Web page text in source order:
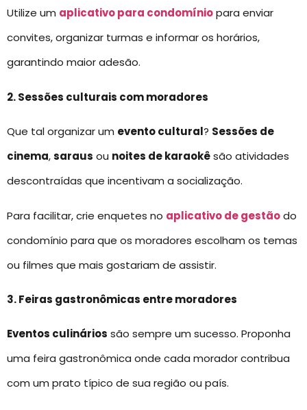
Utilize um aplicativo para condomíniopara enviar
convites, organizar turmas e informar os horários,
garantindo maior adesão.
2. Sessões culturais com moradores
Que tal organizar um evento cultural? Sessões de
cinema,saraus ou noites de karaokêsão atividades
descontraídas que incentivam a socialização.
Para facilitar, crie enquetes no aplicativo de gestãodo
condomínio para que os moradores escolham os temas
ou filmes que mais gostariam de assistir.
3. Feiras gastronômicas entre moradores
Eventos culinários são sempre um sucesso. Proponha
uma feira gastronômica onde cada morador contribua
com um prato típico de sua região ou país.